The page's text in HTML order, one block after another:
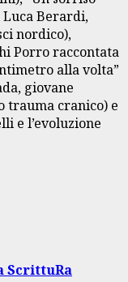
Luca Berardi,
nordico),
Porro raccontata
alla volta”
giovane
trauma cranico) e
e l’evoluzione
ScrittuRa